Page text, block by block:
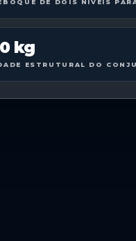
kg
ESTRUTURAL DO